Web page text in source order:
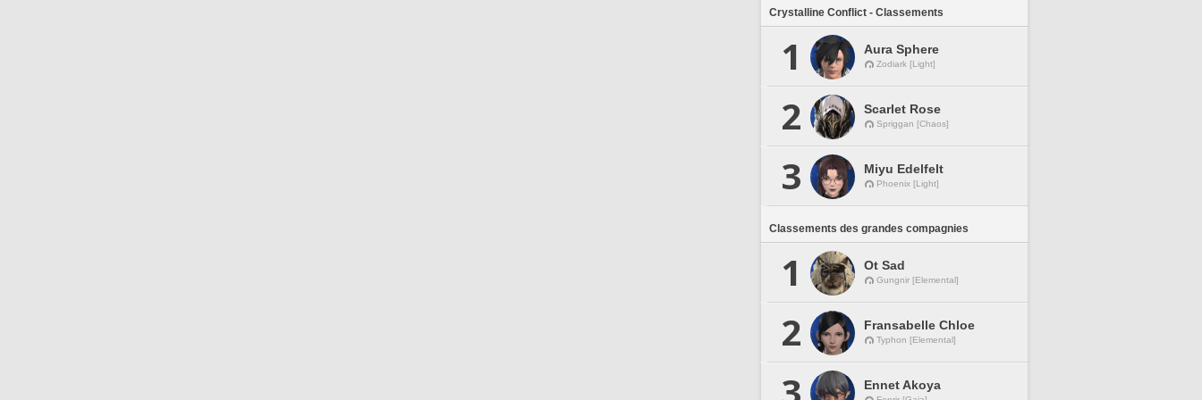
Crystalline Conflict - Classements
1 Aura Sphere
Zodiark [Light]
2 Scarlet Rose
Spriggan [Chaos]
3 Miyu Edelfelt
Phoenix [Light]
Classements des grandes compagnies
1 Ot Sad
Gungnir [Elemental]
2 Fransabelle Chloe
Typhon [Elemental]
Ennet Akoya